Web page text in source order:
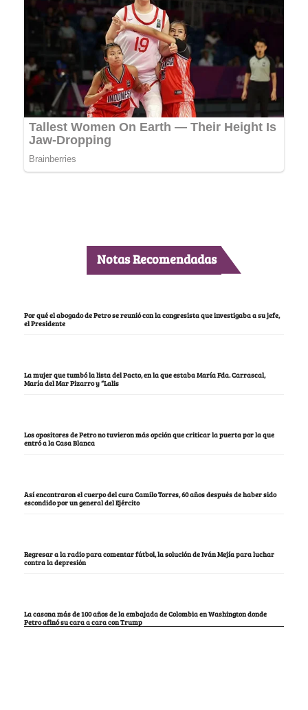
Notas Recomendadas
Por qué el abogado de Petro se reunió con la congresista que investigaba a su jefe,
el Presidente
La mujer que tumbó la lista del Pacto, en la que estaba María Fda. Carrascal,
María del Mar Pizarro y “Lalis
Los opositores de Petro no tuvieron más opción que criticar la puerta por la que
entró a la Casa Blanca
Así encontraron el cuerpo del cura Camilo Torres, 60 años después de haber sido
escondido por un general del Ejército
Regresar a la radio para comentar fútbol, la solución de Iván Mejía para luchar
contra la depresión
La casona más de 100 años de la embajada de Colombia en Washington donde
Petro afinó su cara a cara con Trump